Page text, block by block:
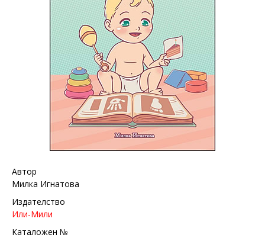
Автор
Милка Игнатова
Издателство
Или-Мили
Каталожен №